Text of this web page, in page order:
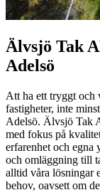
Älvsjö Tak
Adelsö
Att ha ett tryggt och
fastigheter, inte
Adelsö. Älvsjö Tak
med fokus på
erfarenhet och egna
och omläggning till
alltid våra lösningar
behov, oavsett om